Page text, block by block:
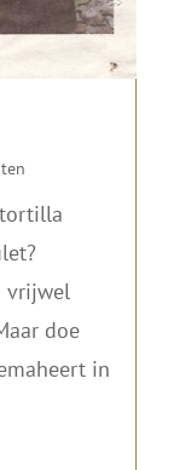
vrijwel
doe
in